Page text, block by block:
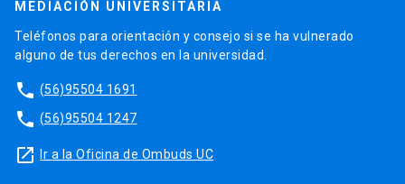
MEDIACIÓN UNIVERSITARIA
Teléfonos para orientación y consejo si se ha vulnerado
alguno de tus derechos en la universidad.
phone (56)95504 1691
phone (56)95504 1247
launch Ir a la Oficina de Ombuds UC